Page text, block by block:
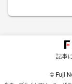
記事
© Fuji